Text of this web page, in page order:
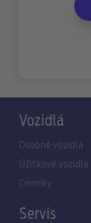
Vozidlá
Osobné vozidlá
Úžitkové vozidlá
Cenníky
Servis